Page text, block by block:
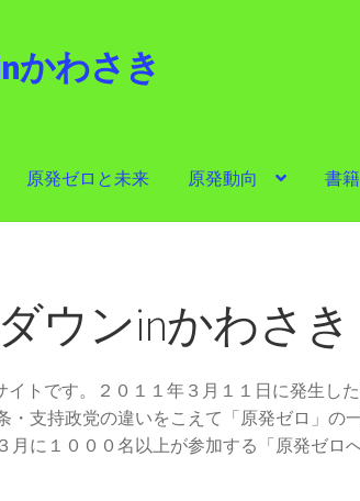
かわさき
原発ゼロと未来 原発動向 書籍
ウンinかわさき
トです。２０１１年３月１１日に発生し
支持政党の違いをこえて「原発ゼロ」の
に１０００名以上が参加する「原発ゼロ